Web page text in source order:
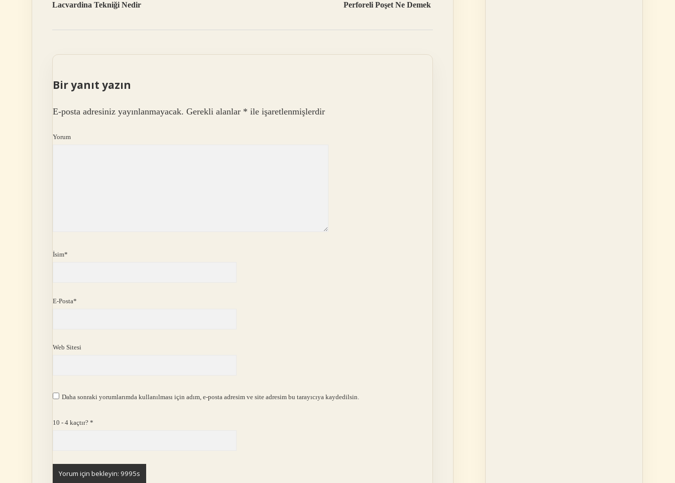
Lacvardina Tekniği Nedir Perforeli Poşet Ne Demek
Bir yanıt yazın
E-posta adresiniz yayınlanmayacak. Gerekli alanlar * ile işaretlenmişlerdir
Yorum
İsim*
E-Posta*
Web Sitesi
Daha sonraki yorumlarımda kullanılması için adım, e-posta adresim ve site adresim bu tarayıcıya kaydedilsin.
10 - 4 kaçtır? *